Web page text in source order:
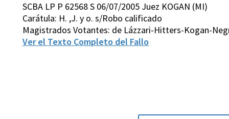
SCBA LP P 62568 S 06/07/2005 Juez KOGAN (MI)
Carátula: H. ,J. y o. s/Robo calificado
Magistrados Votantes: de Lázzari-Hitters-Kogan-
Ver el Texto Completo del Fallo